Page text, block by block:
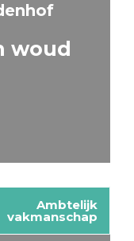
woud
Ambtelijk
vakmanschap